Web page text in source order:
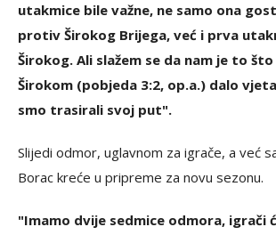
utakmice bile važne, ne samo ona
protiv Širokog Brijega, već i prva
Širokog. Ali slažem se da nam je to
Širokom (pobjeda 3:2, op.a.) dalo
smo trasirali svoj put".
Slijedi odmor, uglavnom za igrače, a već
Borac kreće u pripreme za novu sezonu.
"Imamo dvije sedmice odmora, igrači